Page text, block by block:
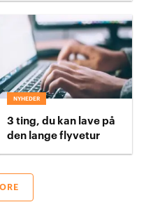
NYHEDER
3 ting, du kan lave på
den lange flyvetur